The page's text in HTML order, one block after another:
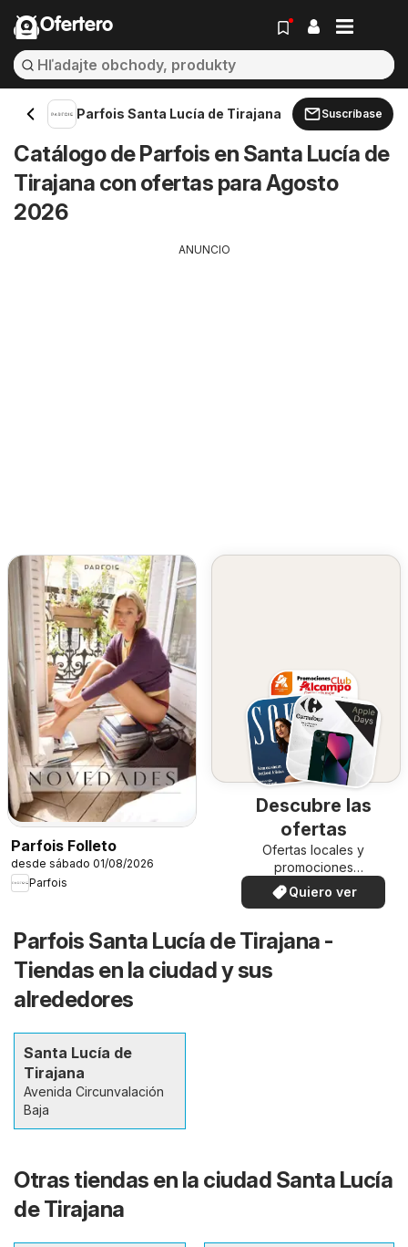
Ofertero
Parfois Santa Lucía de Tirajana Suscríbase
Catálogo de Parfois en Santa Lucía de
Tirajana con ofertas para Agosto
2026
ANUNCIO
Parfois Folleto
desde sábado 01/08/2026
Parfois
Descubre las
ofertas
Ofertas locales y
promociones
especiales.
Quiero ver
Parfois Santa Lucía de Tirajana -
Tiendas en la ciudad y sus
alrededores
Santa Lucía de
Tirajana
Avenida Circunvalación
Baja
Otras tiendas en la ciudad Santa Lucía
de Tirajana